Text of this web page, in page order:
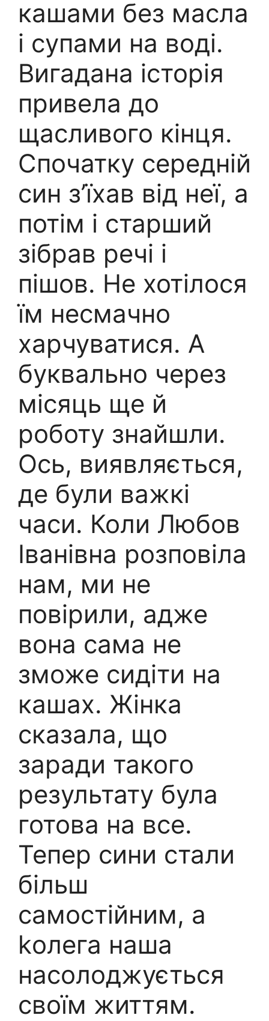
кашами без масла
і супами на воді.
Вигадана історія
привела до
щасливого кінця.
Спочатку середній
син з’їхав від неї, а
потім і старший
зібрав речі і
пішов. Не хотілося
їм несмачно
харчуватися. А
буквально через
місяць ще й
роботу знайшли.
Ось, виявляється,
де були важкі
часи. Коли Любов
Іванівна розповіла
нам, ми не
повірили, адже
вона сама не
зможе сидіти на
кашах. Жінка
сказала, що
заради такого
результату була
готова на все.
Тепер сини стали
більш
самостійним, а
kолега наша
насолоджується
своїм життям.